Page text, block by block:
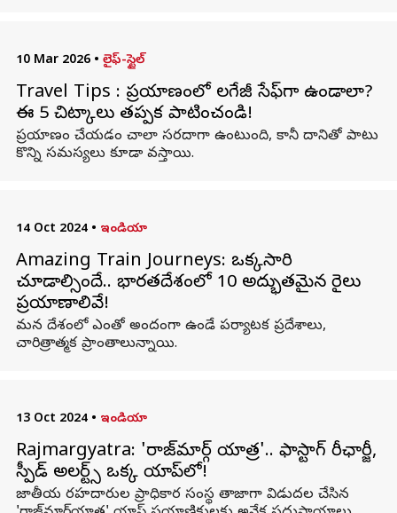
10 Mar 2026 • లైఫ్-స్టైల్
Travel Tips : ప్రయాణంలో లగేజీ సేఫ్‌గా ఉండాలా?
ఈ 5 చిట్కాలు తప్పక పాటించండి!
ప్రయాణం చేయడం చాలా సరదాగా ఉంటుంది, కానీ దానితో పాటు
కొన్ని సమస్యలు కూడా వస్తాయి.
14 Oct 2024 • ఇండియా
Amazing Train Journeys: ఒక్కసారి
చూడాల్సిందే.. భారతదేశంలో 10 అద్భుతమైన రైలు
ప్రయాణాలివే!
మన దేశంలో ఎంతో అందంగా ఉండే పర్యాటక ప్రదేశాలు,
చారిత్రాత్మక ప్రాంతాలున్నాయి.
13 Oct 2024 • ఇండియా
Rajmargyatra: 'రాజ్‌మార్గ్ యాత్ర'.. ఫాస్టాగ్ రీఛార్జీ,
స్పీడ్‌ అలర్ట్స్‌ ఒక్క యాప్‌లో!
జాతీయ రహదారుల ప్రాధికార సంస్థ తాజాగా విడుదల చేసిన